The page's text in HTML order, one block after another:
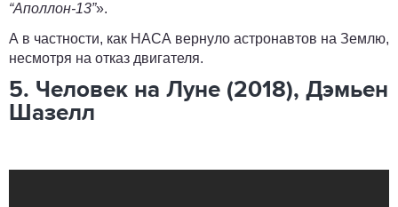
“Аполлон-13”».
А в частности, как НАСА вернуло астронавтов на Землю,
несмотря на отказ двигателя.
5. Человек на Луне (2018), Дэмьен
Шазелл